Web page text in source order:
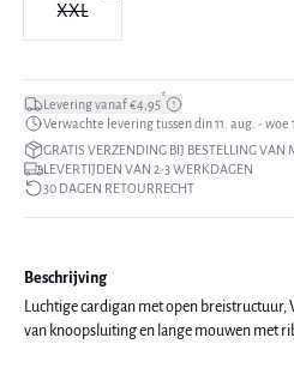
XXL
Levering vanaf €4,95*
Verwachte levering tussen din 11. aug. - woe
GRATIS VERZENDING BIJ BESTELLING VAN
LEVERTIJDEN VAN 2-3 WERKDAGEN
30 DAGEN RETOURRECHT
Beschrijving
Luchtige cardigan met open breistructuur,
van knoopsluiting en lange mouwen met